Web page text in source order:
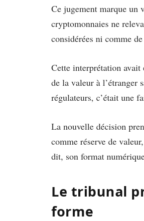
Ce jugement marque un
cryptomonnaies ne
considérées ni comme
Cette interprétation
de la valeur à l’étranger
régulateurs, c’était une
La nouvelle décision
comme réserve de
dit, son format
Le tribunal
forme